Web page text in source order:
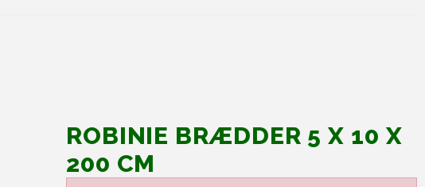
ROBINIE BRÆDDER 5 X 10 X
200 CM